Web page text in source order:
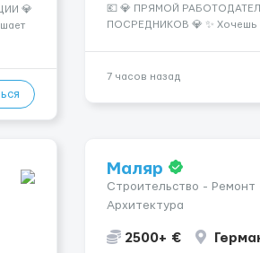
💎
🔹
💶 💎 ПРЯМОЙ
ПОСРЕДНИКОВ 💎 ✨ Хочешь
— Опытная команда с годами
Стабильный поток клиентов
7 часов назад
Маляр
Строительство - Ремонт
Архитектура
2500+ €